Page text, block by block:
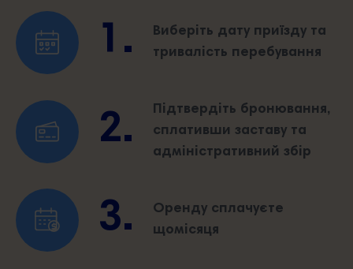
1.
Виберіть дату приїзду та
тривалість перебування
2.
Підтвердіть бронювання,
сплативши заставу та
адміністративний збір
3.
Оренду сплачуєте
щомісяця